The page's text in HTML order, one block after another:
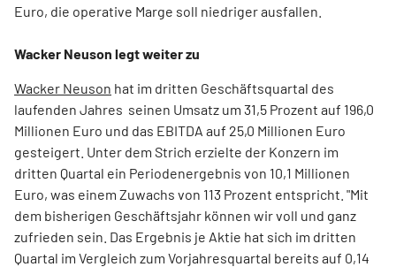
Euro, die operative Marge soll niedriger ausfallen.
Wacker Neuson legt weiter zu
Wacker Neuson hat im dritten Geschäftsquartal des
laufenden Jahres seinen Umsatz um 31,5 Prozent auf 196,0
Millionen Euro und das EBITDA auf 25,0 Millionen Euro
gesteigert. Unter dem Strich erzielte der Konzern im
dritten Quartal ein Periodenergebnis von 10,1 Millionen
Euro, was einem Zuwachs von 113 Prozent entspricht. "Mit
dem bisherigen Geschäftsjahr können wir voll und ganz
zufrieden sein. Das Ergebnis je Aktie hat sich im dritten
Quartal im Vergleich zum Vorjahresquartal bereits auf 0,14